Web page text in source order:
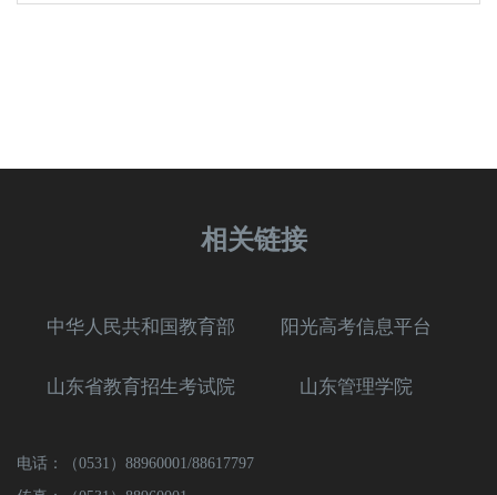
相关链接
中华人民共和国教育部 阳光高考信息平台
山东省教育招生考试院 山东管理学院
电话：（0531）88960001/88617797